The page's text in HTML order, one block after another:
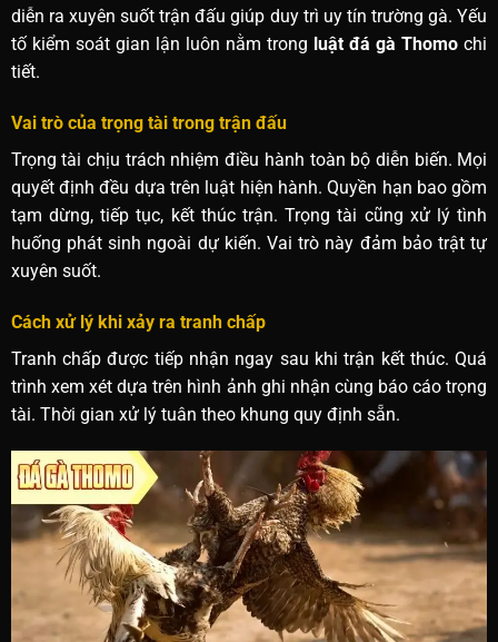
diễn ra xuyên suốt trận đấu giúp duy trì uy tín trường gà. Yếu
tố kiểm soát gian lận luôn nằm trong luật đá gà Thomochi
tiết.
Vai trò của trọng tài trong trận đấu
Trọng tài chịu trách nhiệm điều hành toàn bộ diễn biến. Mọi
quyết định đều dựa trên luật hiện hành. Quyền hạn bao gồm
tạm dừng, tiếp tục, kết thúc trận. Trọng tài cũng xử lý tình
huống phát sinh ngoài dự kiến. Vai trò này đảm bảo trật tự
xuyên suốt.
Cách xử lý khi xảy ra tranh chấp
Tranh chấp được tiếp nhận ngay sau khi trận kết thúc. Quá
trình xem xét dựa trên hình ảnh ghi nhận cùng báo cáo trọng
tài. Thời gian xử lý tuân theo khung quy định sẵn.